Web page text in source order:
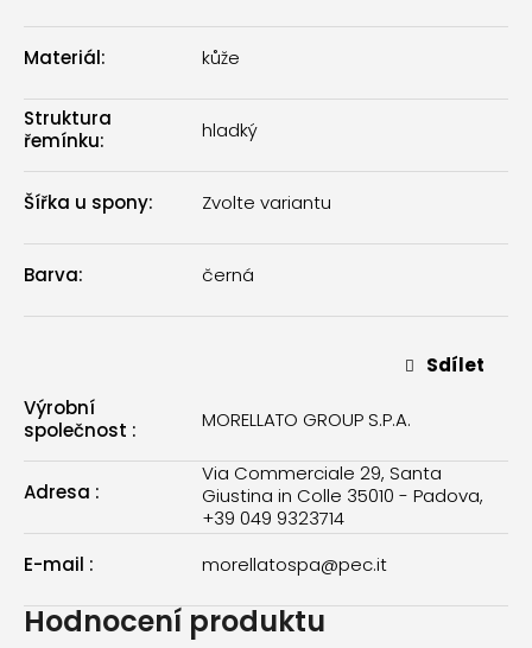
Materiál: kůže
Struktura
řemínku: hladký
Šířka u spony: Zvolte variantu
Barva: černá
Sdílet
Výrobní
společnost : MORELLATO GROUP S.P.A.
Adresa :
Via Commerciale 29, Santa
Giustina in Colle 35010 - Padova,
+39 049 9323714
E-mail : morellatospa@pec.it
Hodnocení produktu